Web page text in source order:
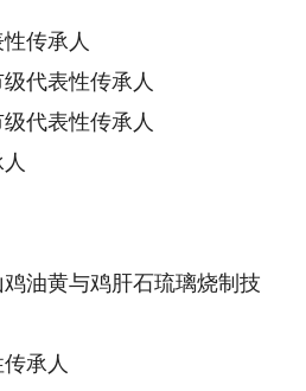
传承人
代表性传承人
代表性传承人
油黄与鸡肝石琉璃烧制技
承人